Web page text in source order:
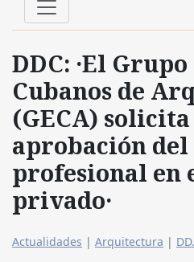
DDC: ·El
Cubanos de
(GECA)
aprobación
profesional en
privado·
Actualidades | Arquitectura |